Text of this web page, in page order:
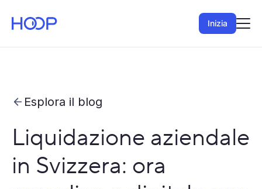
Inizia
Esplora il blog
Liquidazione aziendale
in Svizzera: ora